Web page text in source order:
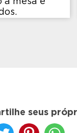
seus